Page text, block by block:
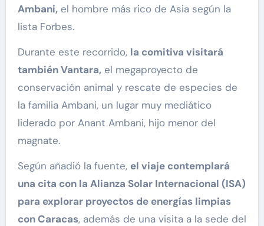
Ambani,el hombre más rico de Asia según la
lista Forbes.
Durante este recorrido, la comitiva visitará
también Vantara,el megaproyecto de
conservación animal y rescate de especies de
la familia Ambani, un lugar muy mediático
liderado por Anant Ambani, hijo menor del
magnate.
Según añadió la fuente, el viaje contemplará
una cita con la Alianza Solar Internacional (ISA)
para explorar proyectos de energías limpias
con Caracas, además de una visita a la sede del